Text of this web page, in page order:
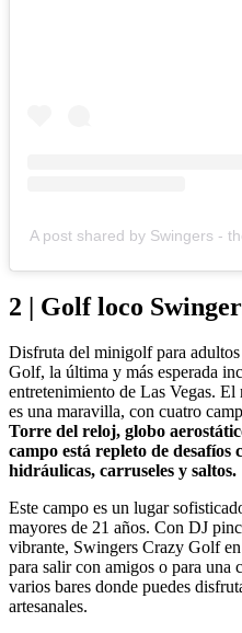
A post shared by Swingers -
2 | Golf loco
Disfruta del minigolf para
Golf, la última y más esperada
entretenimiento de Las Vegas.
es una maravilla, con cuatro
Torre del reloj, globo
campo está repleto de desafíos
hidráulicas, carruseles y saltos.
Este campo es un lugar
mayores de 21 años. Con DJ
vibrante, Swingers Crazy Golf
para salir con amigos o para
varios bares donde puedes
artesanales.